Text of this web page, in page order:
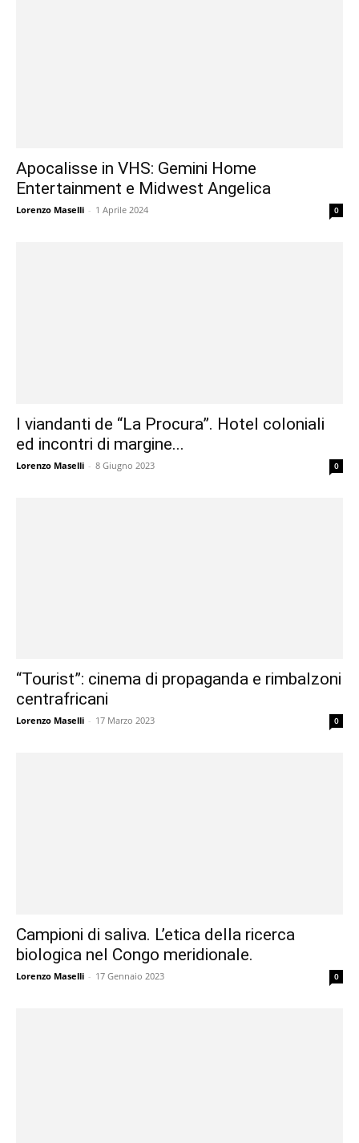
Apocalisse in VHS: Gemini Home
Entertainment e Midwest Angelica
Lorenzo Maselli - 1 Aprile 2024 0
I viandanti de “La Procura”. Hotel coloniali
ed incontri di margine...
Lorenzo Maselli - 8 Giugno 2023 0
“Tourist”: cinema di propaganda e rimbalzoni
centrafricani
Lorenzo Maselli - 17 Marzo 2023 0
Campioni di saliva. L’etica della ricerca
biologica nel Congo meridionale.
Lorenzo Maselli - 17 Gennaio 2023 0